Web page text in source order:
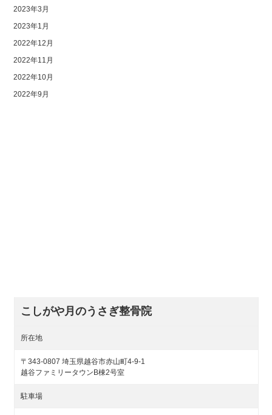
2023年3月
2023年1月
2022年12月
2022年11月
2022年10月
2022年9月
こしがや月のうさぎ整骨院
所在地
〒343-0807 埼玉県越谷市赤山町4-9-1
越谷ファミリータウンB棟2号室
駐車場